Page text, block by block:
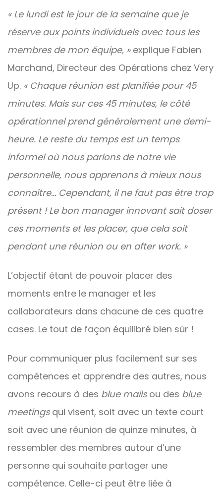
« Le lundi est le jour de la semaine que je
réserve aux points individuels avec tous les
membres de mon équipe, »explique Fabien
Marchand, Directeur des Opérations chez Very
Up. « Chaque réunion est planifiée pour 45
minutes. Mais sur ces 45 minutes, le côté
opérationnel prend généralement une demi-
heure. Le reste du temps est un temps
informel où nous parlons de notre vie
personnelle, nous apprenons à mieux nous
connaître… Cependant, il ne faut pas être trop
présent ! Le bon manager innovant sait doser
ces moments et les placer, que cela soit
pendant une réunion ou en after work. »
L’objectif étant de pouvoir placer des
moments entre le manager et les
collaborateurs dans chacune de ces quatre
cases. Le tout de façon équilibré bien sûr !
Pour communiquer plus facilement sur ses
compétences et apprendre des autres, nous
avons recours à des blue mailsou des blue
meetingsqui visent, soit avec un texte court
soit avec une réunion de quinze minutes, à
ressembler des membres autour d’une
personne qui souhaite partager une
compétence. Celle-ci peut être liée à